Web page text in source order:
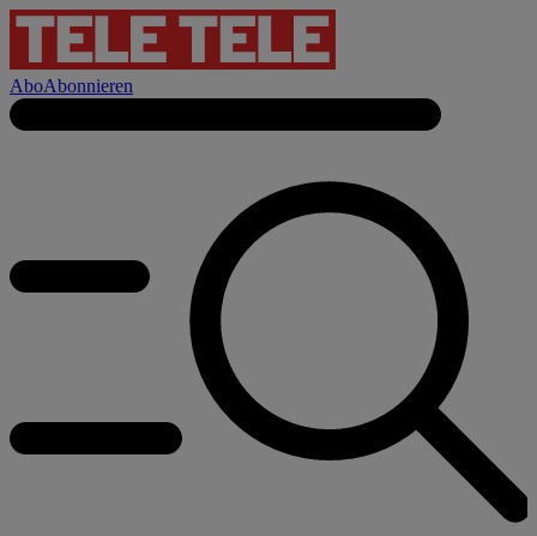
AboAbonnieren